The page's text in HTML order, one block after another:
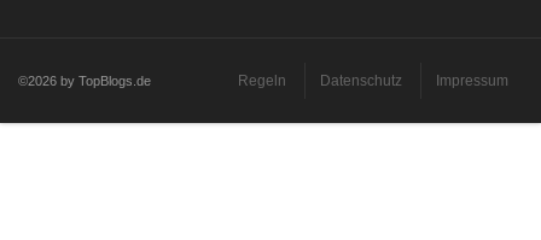
©2026 by TopBlogs.de Regeln Datenschutz Impressum